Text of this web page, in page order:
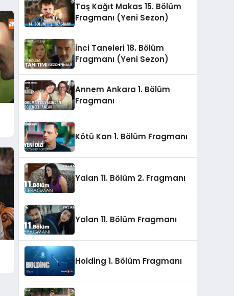
Taş Kağıt Makas 15. Bölüm
Fragmanı (Yeni Sezon)
İnci Taneleri 18. Bölüm
Fragmanı (Yeni Sezon)
Annem Ankara 1. Bölüm
Fragmanı
Kötü Kan 1. Bölüm Fragmanı
Yalan 11. Bölüm 2. Fragmanı
Yalan 11. Bölüm Fragmanı
Holding 1. Bölüm Fragmanı